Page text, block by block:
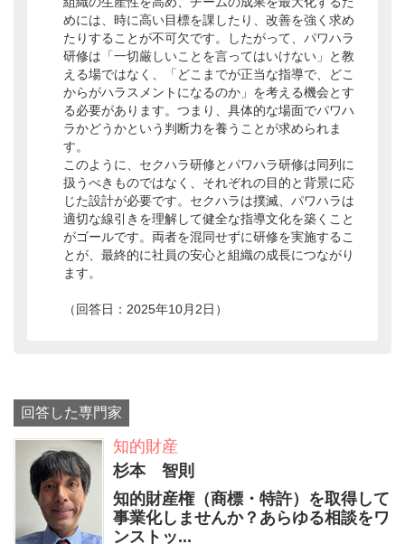
めには、時に高い目標を課したり、改善を強く求め
たりすることが不可欠です。したがって、パワハラ
研修は「一切厳しいことを言ってはいけない」と教
える場ではなく、「どこまでが正当な指導で、どこ
からがハラスメントになるのか」を考える機会とす
る必要があります。つまり、具体的な場面でパワハ
ラかどうかという判断力を養うことが求められま
す。
このように、セクハラ研修とパワハラ研修は同列に
扱うべきものではなく、それぞれの目的と背景に応
じた設計が必要です。セクハラは撲滅、パワハラは
適切な線引きを理解して健全な指導文化を築くこと
がゴールです。両者を混同せずに研修を実施するこ
とが、最終的に社員の安心と組織の成長につながり
ます。
（回答日：2025年10月2日）
回答した専門家
知的財産
杉本 智則
知的財産権（商標・特許）を取得して
事業化しませんか？あらゆる相談をワ
ンストッ...